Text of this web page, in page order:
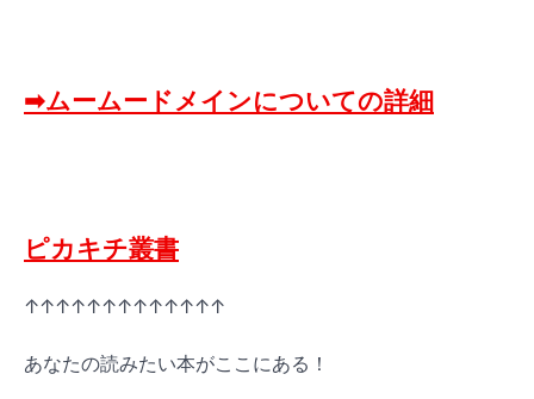
➡ムームードメインについての詳細
ピカキチ叢書
↑↑↑↑↑↑↑↑↑↑↑↑↑
あなたの読みたい本がここにある！